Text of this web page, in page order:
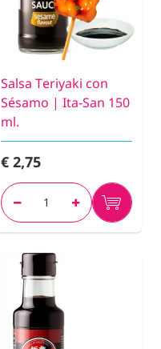
Salsa Teriyaki con
Sésamo | Ita-San 150
ml.
€ 2,75